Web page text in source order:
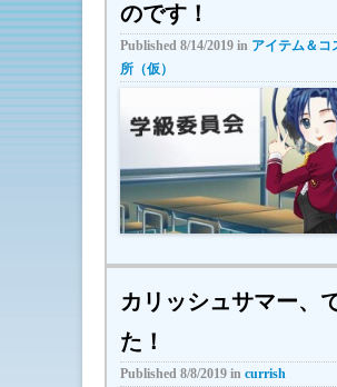
のです！
Published 8/14/2019 in アイテム＆コ
所（仮）
カリッシュサマー、
た！
Published 8/8/2019 in currish